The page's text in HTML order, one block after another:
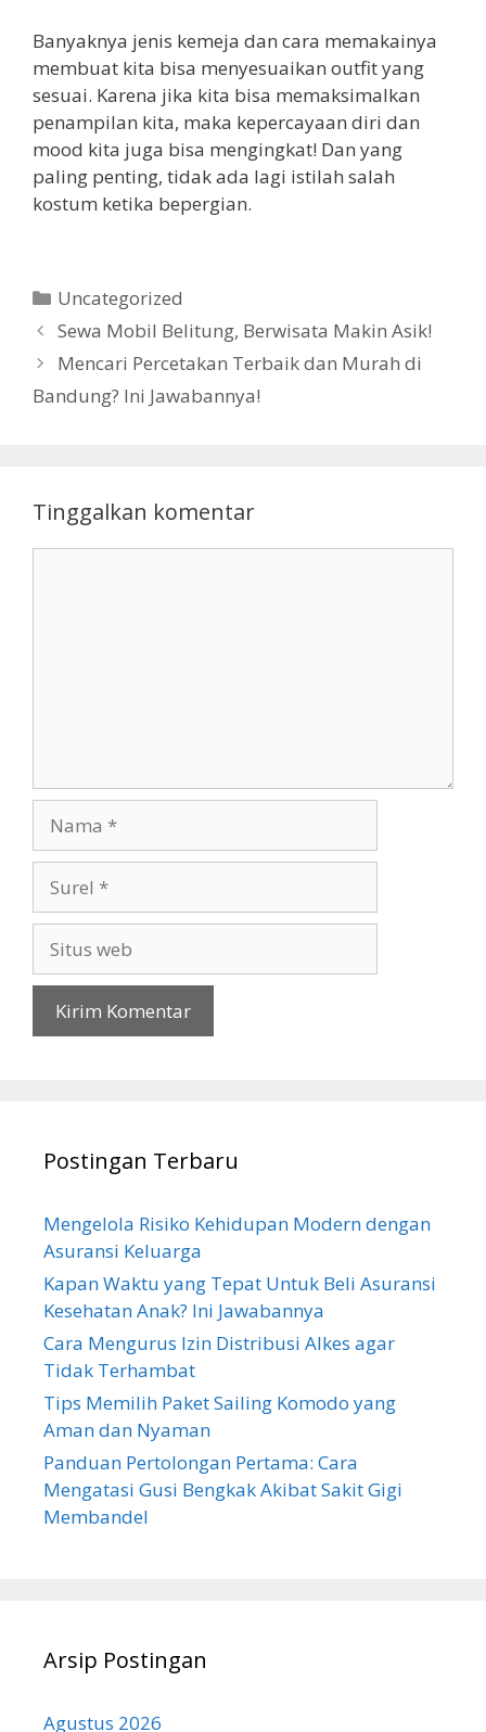
Banyaknya jenis kemeja dan cara memakainya
membuat kita bisa menyesuaikan outfit yang
sesuai. Karena jika kita bisa memaksimalkan
penampilan kita, maka kepercayaan diri dan
mood kita juga bisa mengingkat! Dan yang
paling penting, tidak ada lagi istilah salah
kostum ketika bepergian.
Kategori
Uncategorized
Sewa Mobil Belitung, Berwisata Makin Asik!
Mencari Percetakan Terbaik dan Murah di
Bandung? Ini Jawabannya!
Tinggalkan komentar
web
Postingan Terbaru
Mengelola Risiko Kehidupan Modern dengan
Asuransi Keluarga
Kapan Waktu yang Tepat Untuk Beli Asuransi
Kesehatan Anak? Ini Jawabannya
Cara Mengurus Izin Distribusi Alkes agar
Tidak Terhambat
Tips Memilih Paket Sailing Komodo yang
Aman dan Nyaman
Panduan Pertolongan Pertama: Cara
Mengatasi Gusi Bengkak Akibat Sakit Gigi
Membandel
Arsip Postingan
Agustus 2026